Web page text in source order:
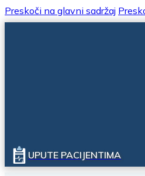
Preskoči na glavni sadržaj
UPUTE PACIJENTIMA